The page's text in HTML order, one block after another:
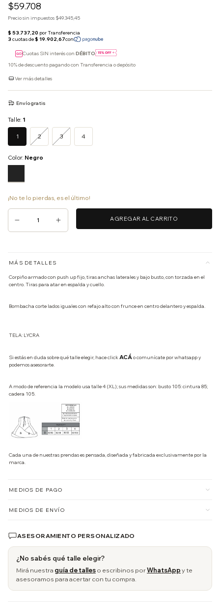
$59.708
Precio sin impuestos $49.345,45
Cuotas SIN interés con DÉBITO
10% de descuento pagando con Transferencia o depósito
Ver más detalles
Envío gratis
Talle: 1
1 2 3 4
Color: Negro
¡No te lo pierdas, es el último!
MÁS DETALLES
Corpiño armado con push up fijo, tiras anchas laterales y bajo busto, con torzada en el
centro. Tiras para atar en espalda y cuello.
Bombacha corte lados iguales con refajo alto con frunce en centro delantero y espalda.
TELA: LYCRA
Si estás en duda sobre qué talle elegir, hace clickACÁo comunícate por whatsapp y
podemos asesorarte.
A modo de referencia la modelo usa talle 4 (XL); sus medidas son: busto 105: cintura 85;
cadera 105.
Cada una de nuestras prendas es pensada, diseñada y fabricada exclusivamente por la
marca.
MEDIOS DE PAGO
MEDIOS DE ENVÍO
ASESORAMIENTO PERSONALIZADO
¿No sabés qué talle elegir?
Mirá nuestra guía de talleso escribinos porWhatsAppy te
asesoramos para acertar con tu compra.